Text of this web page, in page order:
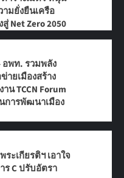
มยั่งยืนเครือ
Net Zero 2050
อพท. รวมพลัง
ายเมืองสร้าง
น TCCN Forum
การพัฒนาเมือง
ะเกียรติฯ เอาใจ
ร C ปรับอัตรา